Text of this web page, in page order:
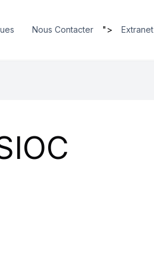
Nous Contacter "> Extranet